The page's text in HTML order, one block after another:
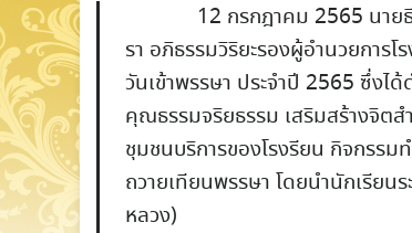
12 กรกฎาคม 2565 นาย
รา อภิธรรมวิริยะรองผู้อำนวยการโ
วันเข้าพรรษา ประจำปี 2565 ซึ่งได้
คุณธรรมจริยธรรม เสริมสร้างจิต
ชุมชนบริการของโรงรียน กิจกรรม
ถวายเทียนพรรษา โดยนำนักเรีย
หลวง)